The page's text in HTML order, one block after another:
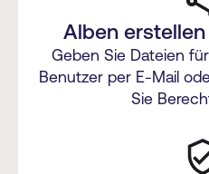
Alben
Geben Sie Dateien
Benutzer per E-Mail
Sie